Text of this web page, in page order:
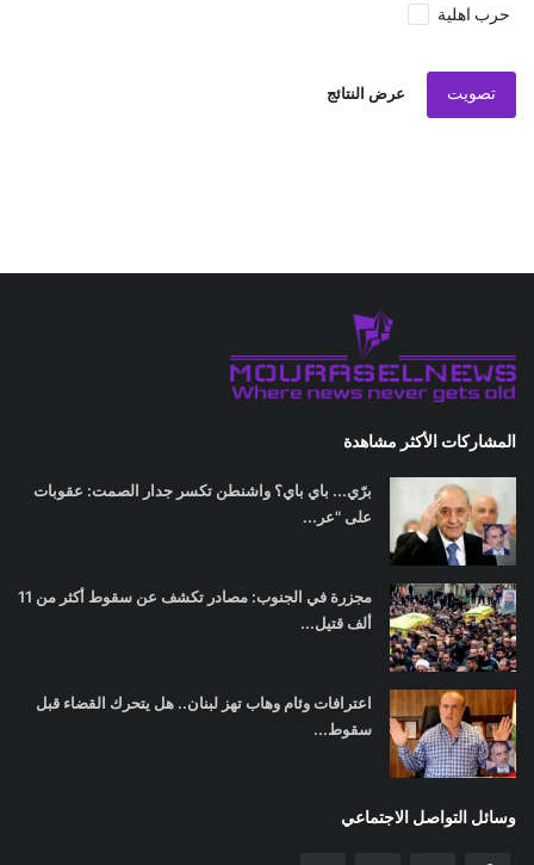
حرب اهلية
تصويت عرض النتائج
المشاركات الأكثر مشاهدة
برّي... باي باي؟ واشنطن تكسر جدار الصمت: عقوبات
على "عر...
مجزرة في الجنوب: مصادر تكشف عن سقوط أكثر من 11
ألف قتيل...
اعترافات وئام وهاب تهز لبنان.. هل يتحرك القضاء قبل
سقوط...
وسائل التواصل الاجتماعي